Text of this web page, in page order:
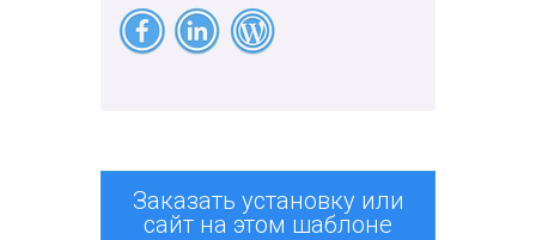
Заказать установку или
сайт на этом шаблоне